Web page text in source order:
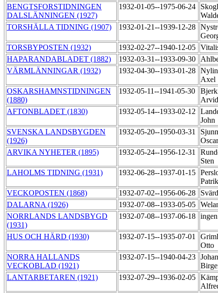
BENGTSFORSTIDNINGEN
DALSLÄNNINGEN (1927)
1932-01-05--1975-06-24
TORSHÄLLA TIDNING (1907)
1932-01-21--1939-12-28
TORSBYPOSTEN (1932)
1932-02-27--1940-12-05
HAPARANDABLADET (1882)
1932-03-31--1933-09-30
VÄRMLÄNNINGAR (1932)
1932-04-30--1933-01-28
Axel
OSKARSHAMNSTIDNINGEN
(1880)
1932-05-11--1941-05-30
AFTONBLADET (1830)
1932-05-14--1933-02-12
John
SVENSKA LANDSBYGDEN
(1926)
1932-05-20--1950-03-31
ARVIKA NYHETER (1895)
1932-05-24--1956-12-31
Sten
LAHOLMS TIDNING (1931)
1932-06-28--1937-01-15
VECKOPOSTEN (1868)
1932-07-02--1956-06-28
DALARNA (1926)
1932-07-08--1933-05-05
NORRLANDS LANDSBYGD
(1931)
1932-07-08--1937-06-18
HUS OCH HÄRD (1930) 1932-07-15--1935-07-01
Otto
NORRA HALLANDS
VECKOBLAD (1921)
1932-07-15--1940-04-23
LANTARBETAREN (1921)
1932-07-29--1936-02-05